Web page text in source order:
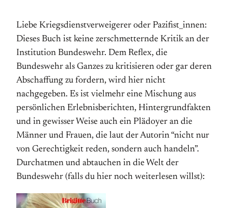
Liebe Kriegsdienstverweigerer oder Pazifist_innen:
Dieses Buch ist keine zerschmetternde Kritik an der
Institution Bundeswehr. Dem Reflex, die
Bundeswehr als Ganzes zu kritisieren oder gar deren
Abschaffung zu fordern, wird hier nicht
nachgegeben. Es ist vielmehr eine Mischung aus
persönlichen Erlebnisberichten, Hintergrundfakten
und in gewisser Weise auch ein Plädoyer an die
Männer und Frauen, die laut der Autorin “nicht nur
von Gerechtigkeit reden, sondern auch handeln”.
Durchatmen und abtauchen in die Welt der
Bundeswehr (falls du hier noch weiterlesen willst):